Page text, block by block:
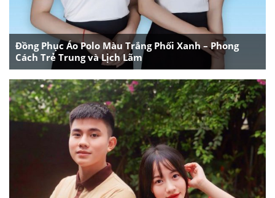
Đồng Phục Áo Polo Màu Trắng Phối Xanh – Phong
Cách Trẻ Trung và Lịch Lãm